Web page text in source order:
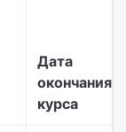
Дата
окончания
курса